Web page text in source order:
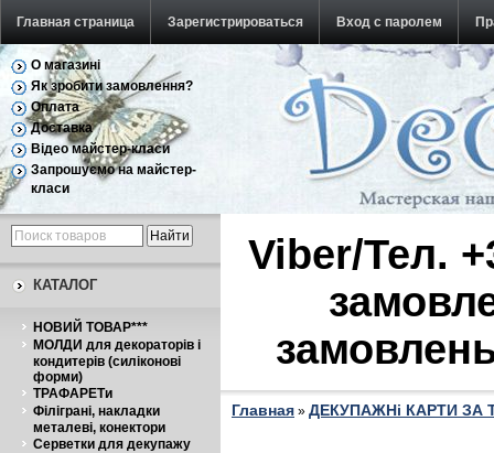
Главная страница Зарегистрироваться Вход с паролем
Обратная связь
О магазині
Як зробити замовлення?
Оплата
Доставка
Відео майстер-класи
Запрошуємо на майстер-
класи
КАТАЛОГ
НОВИЙ ТОВАР***
МОЛДИ для декораторів і
кондитерів (силіконові
форми)
ТРАФАРЕТи
Філіграні, накладки
металеві, конектори
Серветки для декупажу
Viber/Тел.
Главная » ДЕКУПАЖНі КАРТИ ЗА